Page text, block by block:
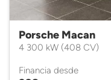
Porsche Macan
4 300 kW (408 CV)
Financia desde